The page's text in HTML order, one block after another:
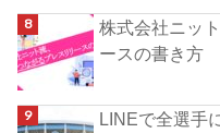
株式会社ニッ
ースの書き方
LINEで全選手